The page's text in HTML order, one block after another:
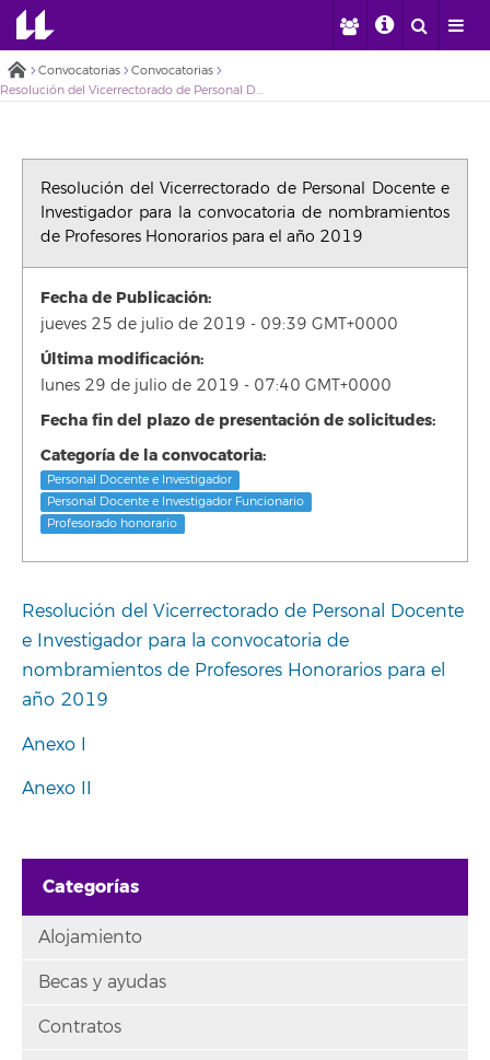
Convocatorias
Convocatorias
Resolución del Vicerrectorado de Personal Docente e Investigador para la convocatoria de nombramientos de Profesores Honorarios para el año 2019
Resolución del Vicerrectorado de Personal Docente e
Investigador para la convocatoria de nombramientos
de Profesores Honorarios para el año 2019
Fecha de Publicación:
jueves 25 de julio de 2019 - 09:39 GMT+0000
Última modificación:
lunes 29 de julio de 2019 - 07:40 GMT+0000
Fecha fin del plazo de presentación de solicitudes:
Categoría de la convocatoria:
Personal Docente e Investigador
Personal Docente e Investigador Funcionario
Profesorado honorario
Resolución del Vicerrectorado de Personal Docente
e Investigador para la convocatoria de
nombramientos de Profesores Honorarios para el
año 2019
Anexo I
Anexo II
Categorías
Alojamiento
Becas y ayudas
Contratos